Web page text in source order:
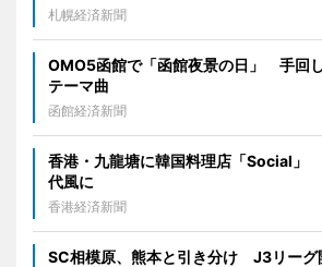
札幌経済新聞
OMO5函館で「函館夜景の日」 手回
テーマ曲
函館経済新聞
香港・九龍塘に韓国料理店「Social」
代風に
香港経済新聞
SC相模原、熊本と引き分け J3リーグ